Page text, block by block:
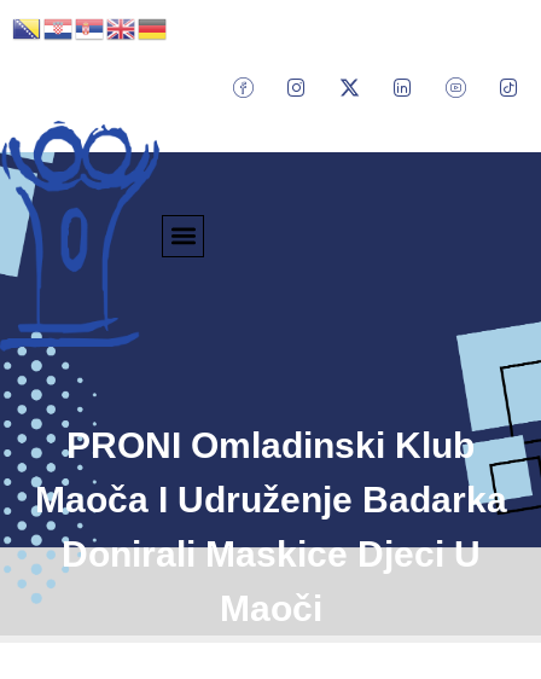
PRONI Omladinski Klub
Maoča I Udruženje Badarka
Donirali Maskice Djeci U
Maoči